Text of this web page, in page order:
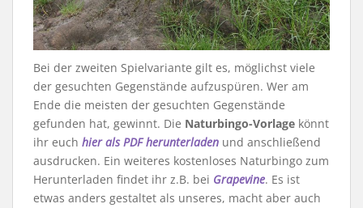
Bei der zweiten Spielvariante gilt es, möglichst viele
der gesuchten Gegenstände aufzuspüren. Wer am
Ende die meisten der gesuchten Gegenstände
gefunden hat, gewinnt. Die Naturbingo-Vorlage könnt
ihr euch hier als PDF herunterladen und anschließend
ausdrucken. Ein weiteres kostenloses Naturbingo zum
Herunterladen findet ihr z.B. bei Grapevine. Es ist
etwas anders gestaltet als unseres, macht aber auch